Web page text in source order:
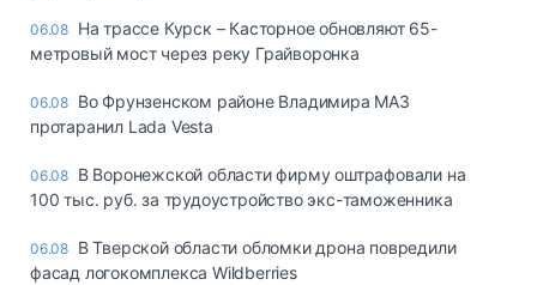
06.08 На трассе Курск – Касторное обновляют 65-
метровый мост через реку Грайворонка
06.08 Во Фрунзенском районе Владимира МАЗ
протаранил Lada Vesta
06.08 В Воронежской области фирму оштрафовали на
100 тыс. руб. за трудоустройство экс-таможенника
06.08 В Тверской области обломки дрона повредили
фасад логокомплекса Wildberries